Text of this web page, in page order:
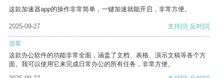
这款加速器app的操作非常简单，一键加速就能开启，非常方便。
2025-09-27 支持[0] 反对[0]
游客
这款办公软件的功能非常全面，涵盖了文档、表格、演示文稿等各个方
面。我可以使用它来完成日常办公的所有任务，非常方便。